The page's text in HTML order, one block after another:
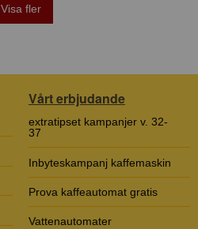
Visa fler
Vårt erbjudande
extratipset kampanjer v. 32-
37
Inbyteskampanj kaffemaskin
Prova kaffeautomat gratis
Vattenautomater